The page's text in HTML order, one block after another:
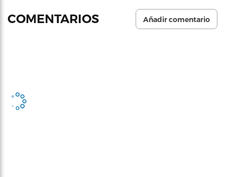
COMENTARIOS Añadir comentario